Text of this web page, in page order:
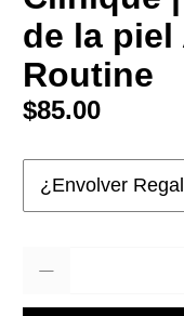
de la piel
Routine
$85.00
¿Envolver